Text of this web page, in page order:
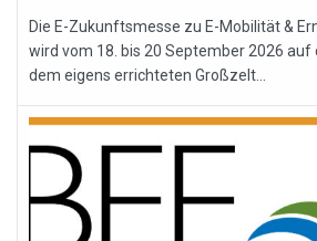
Die E-Zukunftsmesse zu E-Mobilität &
wird vom 18. bis 20 September 2026 auf
dem eigens errichteten Großzelt...